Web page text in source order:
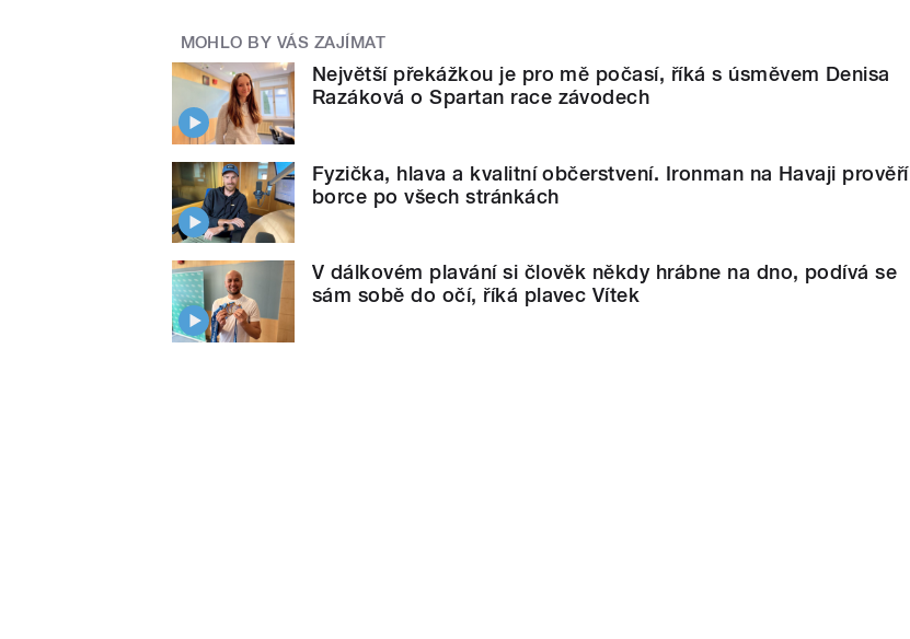
MOHLO BY VÁS ZAJÍMAT
Největší překážkou je pro mě počasí, říká s úsměvem Denisa
Razáková o Spartan race závodech
Fyzička, hlava a kvalitní občerstvení. Ironman na Havaji prověří
borce po všech stránkách
V dálkovém plavání si člověk někdy hrábne na dno, podívá se
sám sobě do očí, říká plavec Vítek